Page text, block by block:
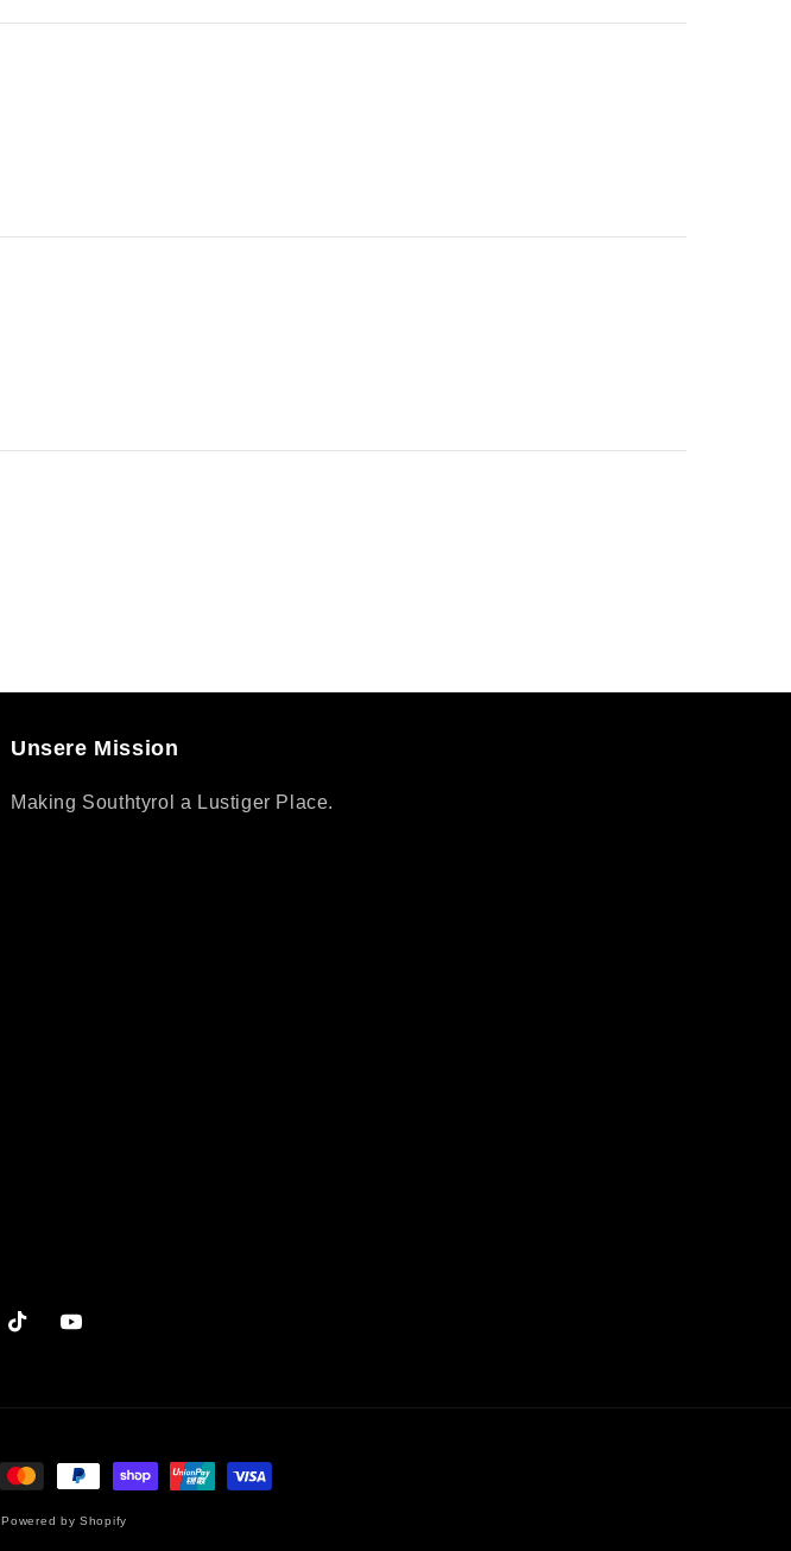
Unsere Mission
Making Southtyrol a Lustiger Place.
Powered by Shopify